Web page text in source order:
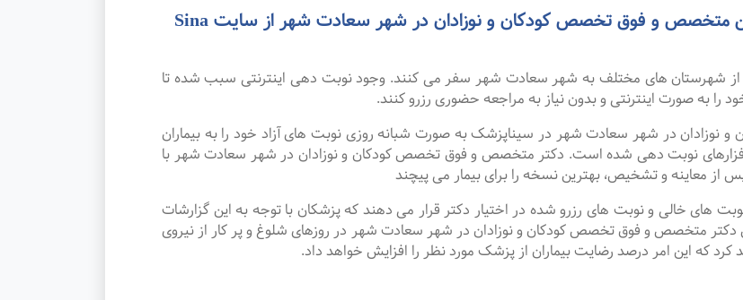
رضایت بیماران از نوبت دهی اینترنتی بهترین متخصص و فوق تخصص کودکان و نوزادان در شهر سعادت شهر از سایت Sina
از شهرستان های مختلف به شهر سعادت شهر سفر می کنند. وجود نوبت دهی اینترنتی سبب شده تا
را به صورت اینترنتی و بدون نیاز به مراجعه حضوری رزرو کنند.
در شهر سعادت شهر در سیناپزشک به صورت شبانه روزی نوبت های آزاد خود را به بیماران
نوبت دهی شده است. دکتر متخصص و فوق تخصص کودکان و نوزادان در شهر سعادت شهر با
معاینه و تشخیص، بهترین نسخه را برای بیمار می پیچند
های خالی و نوبت های رزرو شده در اختیار دکتر قرار می دهند که پزشکان با توجه به این گزارشات
دکتر متخصص و فوق تخصص کودکان و نوزادان در شهر سعادت شهر در روزهای شلوغ و پر کار از نیروی
که این امر درصد رضایت بیماران از پزشک مورد نظر را افزایش خواهد داد.